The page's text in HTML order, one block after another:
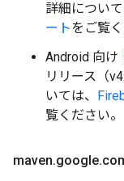
詳細について
ートをご覧く
Android 向け
リリース（
いては、
覧ください。
maven.google.